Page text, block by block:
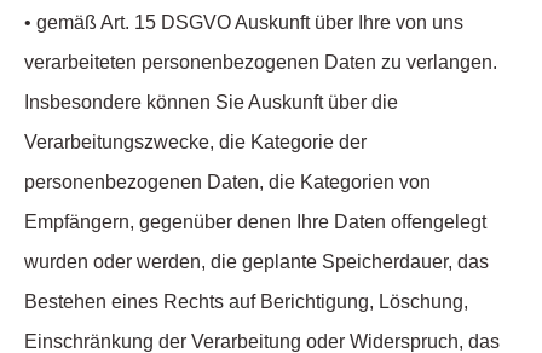
• gemäß Art. 15 DSGVO Auskunft über Ihre von uns
verarbeiteten personenbezogenen Daten zu verlangen.
Insbesondere können Sie Auskunft über die
Verarbeitungszwecke, die Kategorie der
personenbezogenen Daten, die Kategorien von
Empfängern, gegenüber denen Ihre Daten offengelegt
wurden oder werden, die geplante Speicherdauer, das
Bestehen eines Rechts auf Berichtigung, Löschung,
Einschränkung der Verarbeitung oder Widerspruch, das